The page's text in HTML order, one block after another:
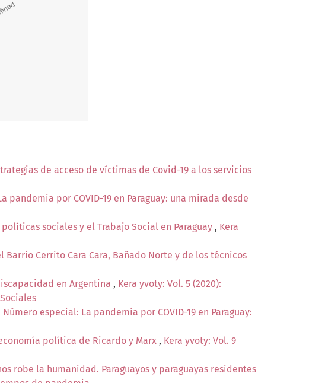
de acceso de víctimas de Covid-19 a los servicios
pandemia por COVID-19 en Paraguay: una mirada desde
sociales y el Trabajo Social en Paraguay , Kera
Cerrito Cara Cara, Bañado Norte y de los técnicos
en Argentina , Kera yvoty: Vol. 5 (2020):
Número especial: La pandemia por COVID-19 en Paraguay:
política de Ricardo y Marx , Kera yvoty: Vol. 9
robe la humanidad. Paraguayos y paraguayas residentes